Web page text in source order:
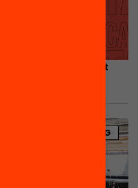
guanyar en equitat
BLOG